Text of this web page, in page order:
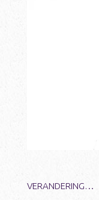
VERANDERING…